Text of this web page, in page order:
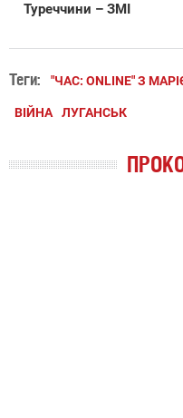
Туреччини – ЗМІ
Теги: "ЧАС: ONLINE" З
ВІЙНА ЛУГАНСЬК